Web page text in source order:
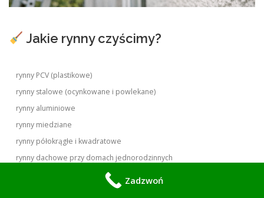
Jakie rynny czyścimy?
rynny PCV (plastikowe)
rynny stalowe (ocynkowane i powlekane)
rynny aluminiowe
rynny miedziane
rynny półokrągłe i kwadratowe
rynny dachowe przy domach jednorodzinnych
rynny w zabudowie szeregowej i bliźniaczej
rynny w budynkach wielorodzinnych (niskie bloki)
Zadzwoń